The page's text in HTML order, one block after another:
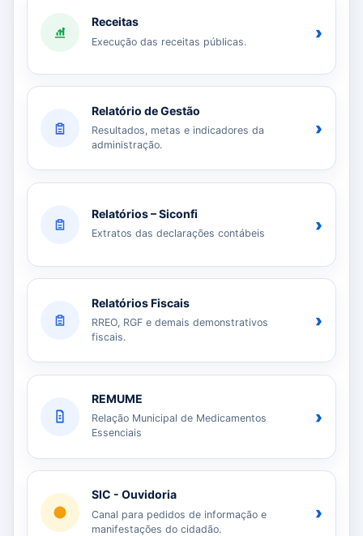
Receitas
Execução das receitas públicas. ›
Relatório de Gestão
Resultados, metas e indicadores da
administração.
›
Relatórios – Siconfi
Extratos das declarações contábeis ›
Relatórios Fiscais
RREO, RGF e demais demonstrativos
fiscais.
›
REMUME
Relação Municipal de Medicamentos
Essenciais
›
SIC - Ouvidoria
Canal para pedidos de informação e
manifestações do cidadão.
›